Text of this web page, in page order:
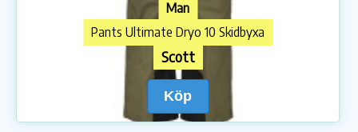
Man
Pants Ultimate Dryo 10 Skidbyxa
Scott
Köp